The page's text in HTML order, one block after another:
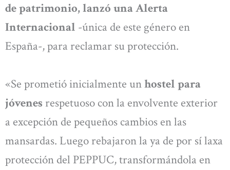
de patrimonio, lanzó una Alerta
Internacional -única de este género en
España-, para reclamar su protección.
«Se prometió inicialmente unhostel para
jóvenes respetuoso con la envolvente exterior
a excepción de pequeños cambios en las
mansardas. Luego rebajaron la ya de por sí laxa
protección del PEPPUC, transformándola en